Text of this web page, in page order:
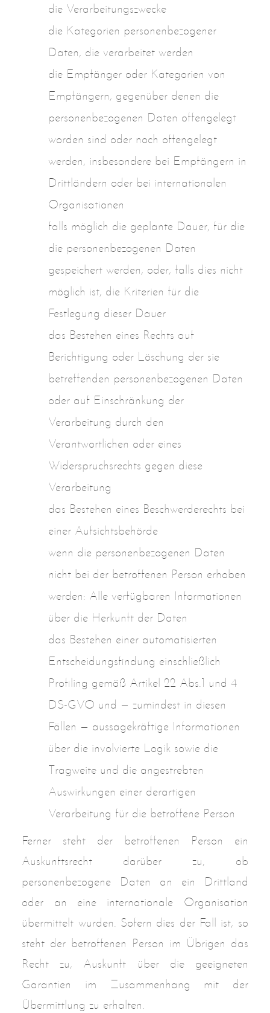
die Verarbeitungszwecke
die Kategorien personenbezogener
Daten, die verarbeitet werden
die Empfänger oder Kategorien von
Empfängern, gegenüber denen die
personenbezogenen Daten offengelegt
worden sind oder noch offengelegt
werden, insbesondere bei Empfängern in
Drittländern oder bei internationalen
Organisationen
falls möglich die geplante Dauer, für die
die personenbezogenen Daten
gespeichert werden, oder, falls dies nicht
möglich ist, die Kriterien für die
Festlegung dieser Dauer
das Bestehen eines Rechts auf
Berichtigung oder Löschung der sie
betreffenden personenbezogenen Daten
oder auf Einschränkung der
Verarbeitung durch den
Verantwortlichen oder eines
Widerspruchsrechts gegen diese
Verarbeitung
das Bestehen eines Beschwerderechts bei
einer Aufsichtsbehörde
wenn die personenbezogenen Daten
nicht bei der betroffenen Person erhoben
werden: Alle verfügbaren Informationen
über die Herkunft der Daten
das Bestehen einer automatisierten
Entscheidungsfindung einschließlich
Profiling gemäß Artikel 22 Abs.1 und 4
DS-GVO und — zumindest in diesen
Fällen — aussagekräftige Informationen
über die involvierte Logik sowie die
Tragweite und die angestrebten
Auswirkungen einer derartigen
Verarbeitung für die betroffene Person
Ferner steht der betroffenen Person ein
Auskunftsrecht darüber zu, ob
personenbezogene Daten an ein Drittland
oder an eine internationale Organisation
übermittelt wurden. Sofern dies der Fall ist, so
steht der betroffenen Person im Übrigen das
Recht zu, Auskunft über die geeigneten
Garantien im Zusammenhang mit der
Übermittlung zu erhalten.